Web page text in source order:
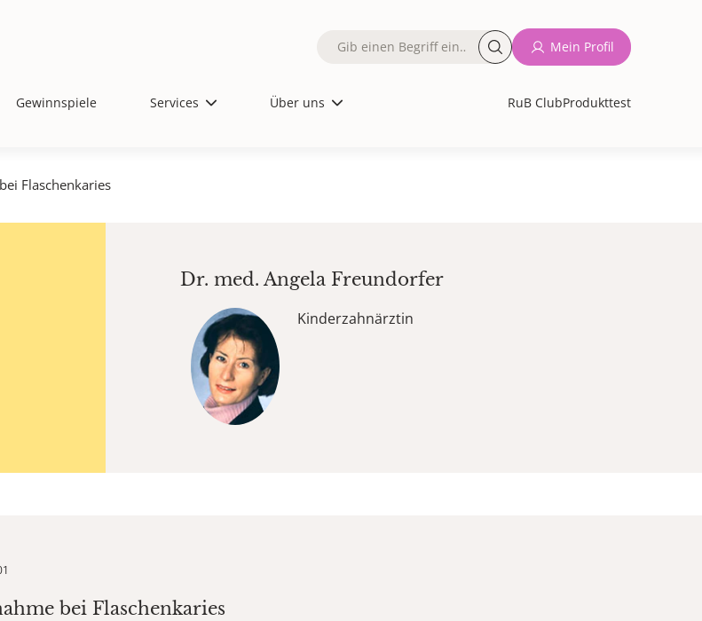
Gewinnspiele Services Über uns RuB ClubProdukttest
Fulltext
Mein Profil
Flaschenkaries
Dr. med.Angela Freundorfer
Kinderzahnärztin
bei Flaschenkaries